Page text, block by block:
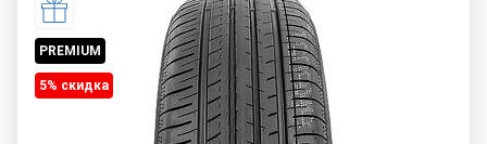
PREMIUM
5% cкидка